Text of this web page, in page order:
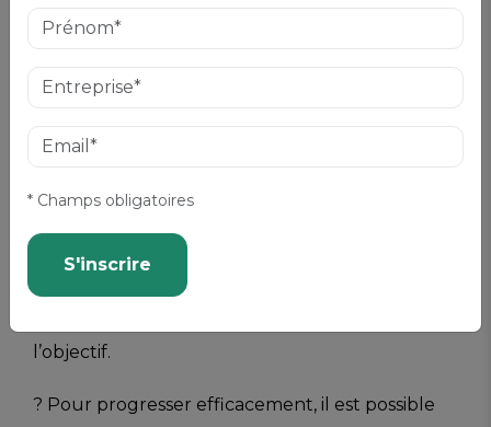
progresser rapidement tout en restant motivé
et autonome.
Et maintenant ?
cours de néerlandais en ligne
solution pratique et efficace pour apprendre la
l’objectif.
? Pour progresser efficacement, il est possible
* Champs obligatoires
S'inscrire